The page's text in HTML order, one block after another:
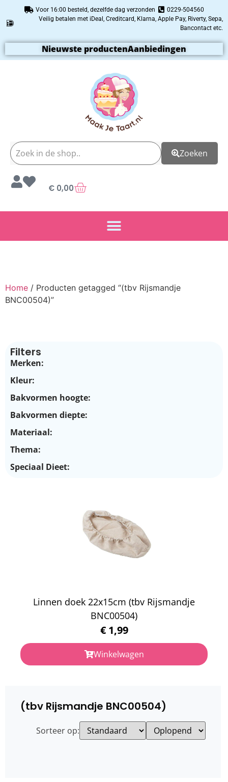
Voor 16:00 besteld, dezelfde dag verzonden
0229-504560
Veilig betalen met iDeal, Creditcard, Klarna, Apple Pay, Riverty, Sepa,
Bancontact etc.
Nieuwste productenAanbiedingen
Zoeken
€ 0,00
Home / Producten getagged “(tbv Rijsmandje
BNC00504)”
Filters
Merken:
Kleur:
Bakvormen hoogte:
Bakvormen diepte:
Materiaal:
Thema:
Speciaal Dieet:
Linnen doek 22x15cm (tbv Rijsmandje
BNC00504)
€1,99
Winkelwagen
(tbv Rijsmandje BNC00504)
Sorteer op: